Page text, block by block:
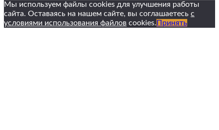
Мы используем файлы cookies для улучшения работы
сайта. Оставаясь на нашем сайте, вы соглашаетесь с
условиями использования файлов cookies. Принять